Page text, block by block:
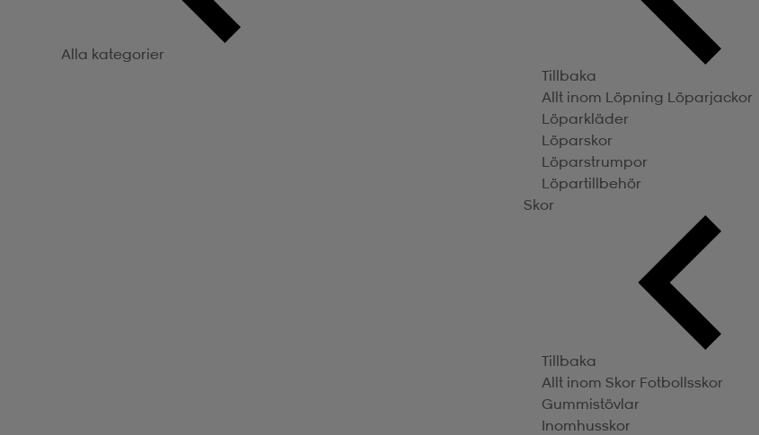
Alla kategorier
Tillbaka
Allt inom Löpning Löparjackor
Löparkläder
Löparskor
Löparstrumpor
Löpartillbehör
Skor
Tillbaka
Allt inom Skor Fotbollsskor
Gummistövlar
Inomhusskor